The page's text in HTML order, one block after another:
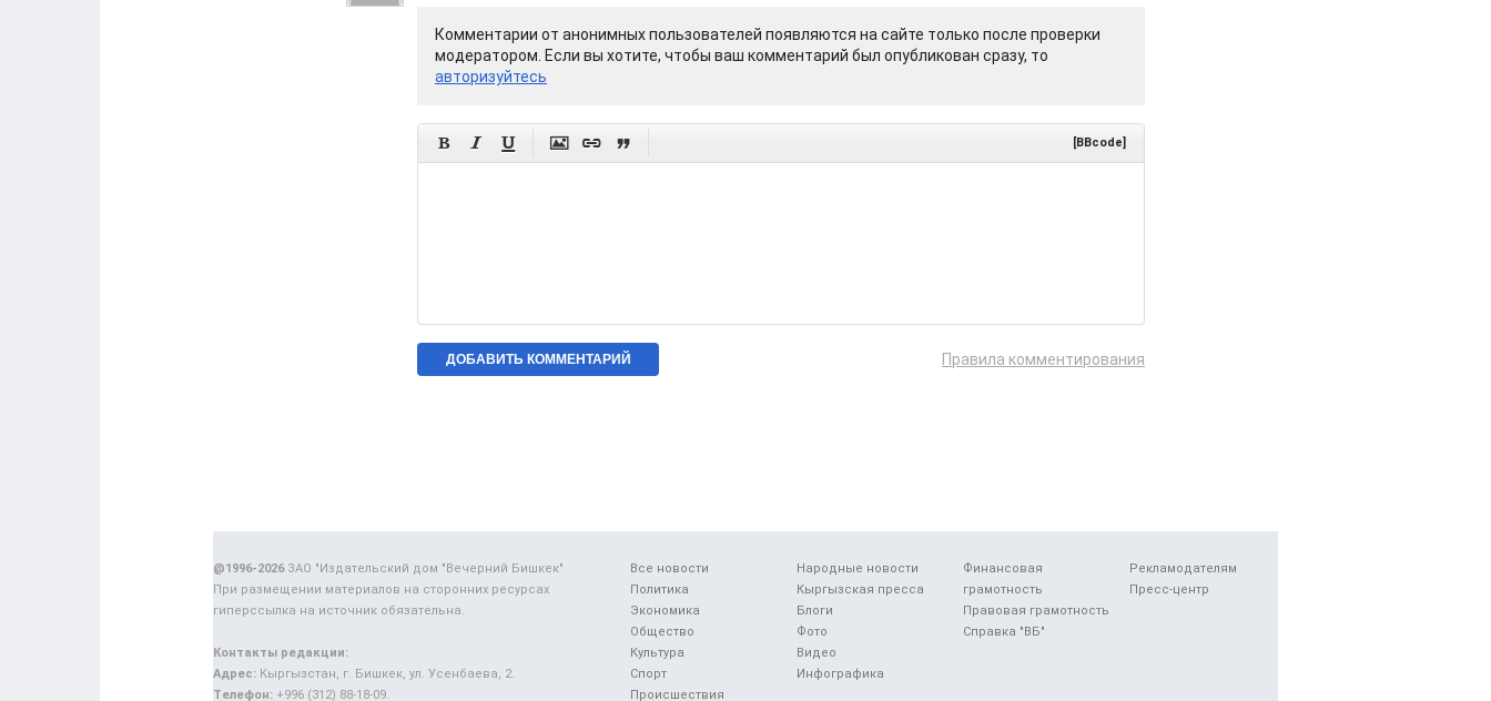
Комментарии от анонимных пользователей появляются на сайте только после проверки
модератором. Если вы хотите, чтобы ваш комментарий был опубликован сразу, то
авторизуйтесь
      [BBcode]
Правила комментирования
Все новости
Политика
Экономика
Общество
Культура
Спорт
Происшествия
Народные новости
Кыргызская пресса
Блоги
Фото
Видео
Инфографика
Финансовая
грамотность
Правовая грамотность
Справка "ВБ"
Рекламодателям
Пресс-центр
@1996-2026ЗАО "Издательский дом "Вечерний Бишкек"
При размещении материалов на сторонних ресурсах
гиперссылка на источник обязательна.
Контакты редакции:
Адрес: Кыргызстан, г. Бишкек, ул. Усенбаева, 2.
Телефон: +996 (312) 88-18-09.